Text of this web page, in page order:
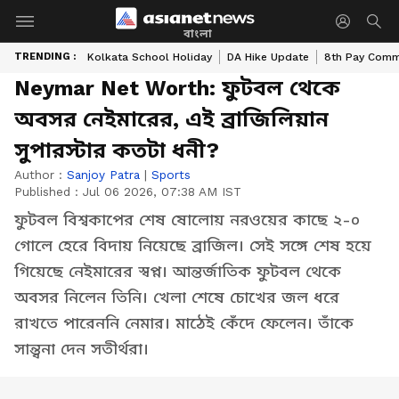
বাংলা
TRENDING : Kolkata School Holiday DA Hike Update 8th Pay
Neymar Net Worth: ফুটবল থেকে
অবসর নেইমারের, এই ব্রাজিলিয়ান
সুপারস্টার কতটা ধনী?
Author : Sanjoy Patra | Sports
Published : Jul 06 2026, 07:38 AM IST
ফুটবল বিশ্বকাপের শেষ ষোলোয় নরওয়ের কাছে ২-০
গোলে হেরে বিদায় নিয়েছে ব্রাজিল। সেই সঙ্গে শেষ হয়ে
গিয়েছে নেইমারের স্বপ্ন। আন্তর্জাতিক ফুটবল থেকে
অবসর নিলেন তিনি। খেলা শেষে চোখের জল ধরে
রাখতে পারেননি নেমার। মাঠেই কেঁদে ফেলেন। তাঁকে
সান্ত্বনা দেন সতীর্থরা।